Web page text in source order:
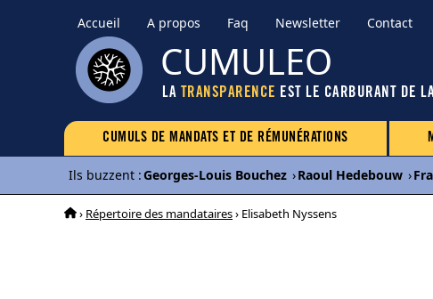
Accueil A propos Faq Newsletter Contact
CUMULEO
LA TRANSPARENCE EST LE CARBURANT DE
CUMULS DE MANDATS ET DE RÉMUNÉRATIONS
Ils buzzent :Georges-Louis Bouchez ›Raoul Hedebouw ›
› Répertoire des mandataires› Elisabeth Nyssens